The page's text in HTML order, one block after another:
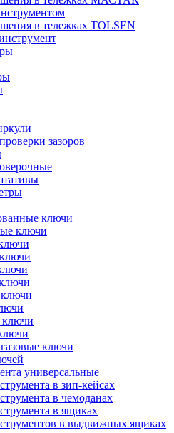
в тележках TOLSEN
зазоров
ключи
ключи
ключи
ключи
универсальные
в зип-кейсах
в чемоданах
в ящиках
в выдвижных ящиках